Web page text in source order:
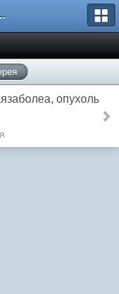
ReefCentral.ru
опухоль